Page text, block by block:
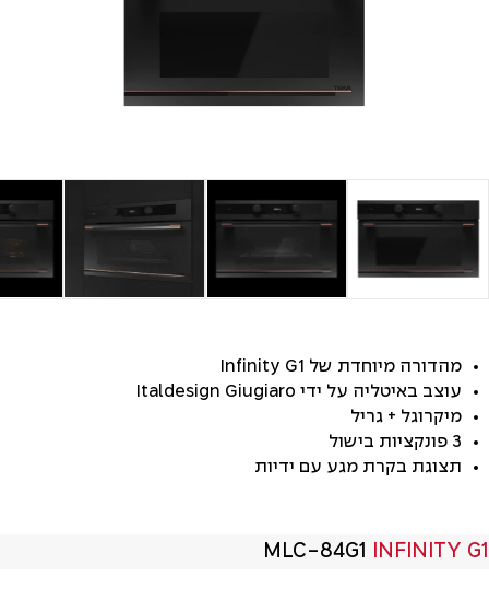
מהדורה מיוחדת של Infinity G1
עוצב באיטליה על ידי Italdesign Giugiaro
מיקרוגל + גריל
3 פונקציות בישול
תצוגת בקרת מגע עם ידיות
MLC-84G1 INFINITY G1